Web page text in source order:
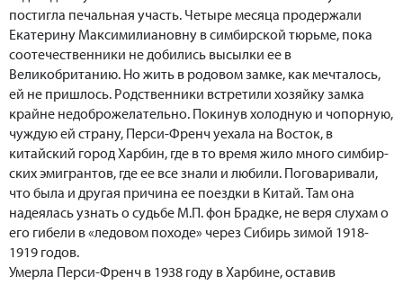
постигла печальная участь. Четыре месяца продержали
Екатерину Максимилиановну в симбирской тюрьме, пока
соотечественники не добились высылки ее в
Великобританию. Но жить в родовом замке, как мечталось,
ей не пришлось. Родственники встретили хозяйку замка
крайне недоброжелательно. Покинув холодную и чопорную,
чуждую ей страну, Перси-Френч уехала на Восток, в
китайский город Харбин, где в то время жило много симбир-
ских эмигрантов, где ее все знали и любили. Поговаривали,
что была и другая причина ее поездки в Китай. Там она
надеялась узнать о судьбе М.П. фон Брадке, не веря слухам о
его гибели в «ледовом походе» через Сибирь зимой 1918-
1919 годов.
Умерла Перси-Френч в 1938 году в Харбине, оставив